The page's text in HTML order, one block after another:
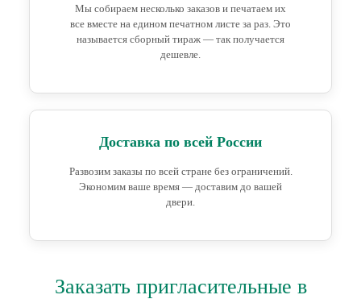
Мы собираем несколько заказов и печатаем их
все вместе на едином печатном листе за раз. Это
называется сборный тираж — так получается
дешевле.
Доставка по всей России
Развозим заказы по всей стране без ограничений.
Экономим ваше время — доставим до вашей
двери.
Заказать пригласительные в